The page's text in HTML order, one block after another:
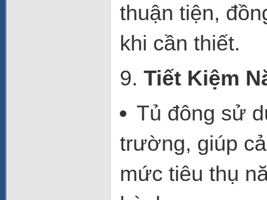
thuận tiện,
khi cần thiết.
9. Tiết Kiệm
Tủ đông sử
trường, giúp
mức tiêu thụ